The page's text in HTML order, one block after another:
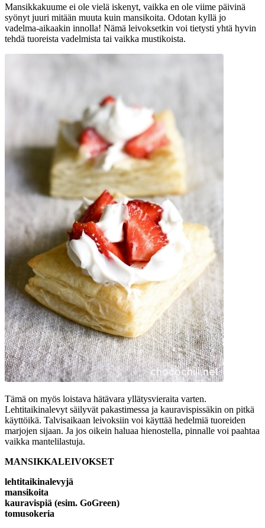
Mansikkakuume ei ole vielä iskenyt, vaikka en ole viime päivinä
syönyt juuri mitään muuta kuin mansikoita. Odotan kyllä jo
vadelma-aikaakin innolla! Nämä leivoksetkin voi tietysti yhtä hyvin
tehdä tuoreista vadelmista tai vaikka mustikoista.
Tämä on myös loistava hätävara yllätysvieraita varten.
Lehtitaikinalevyt säilyvät pakastimessa ja kauravispissäkin on pitkä
käyttöikä. Talvisaikaan leivoksiin voi käyttää hedelmiä tuoreiden
marjojen sijaan. Ja jos oikein haluaa hienostella, pinnalle voi paahtaa
vaikka mantelilastuja.
MANSIKKALEIVOKSET
lehtitaikinalevyjä
mansikoita
kauravispiä (esim. GoGreen)
tomusokeria